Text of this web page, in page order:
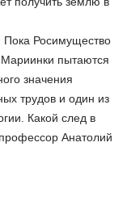
Пока Росимущество
Мариинки пытаются
значения
трудов и один из
Какой след в
Анатолий